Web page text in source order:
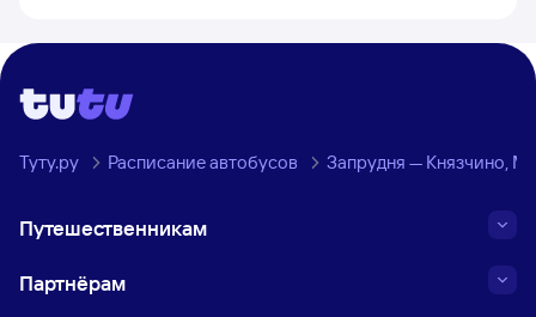
Туту.ру Расписание автобусов Запрудня — Князчино,
Путешественникам
Партнёрам